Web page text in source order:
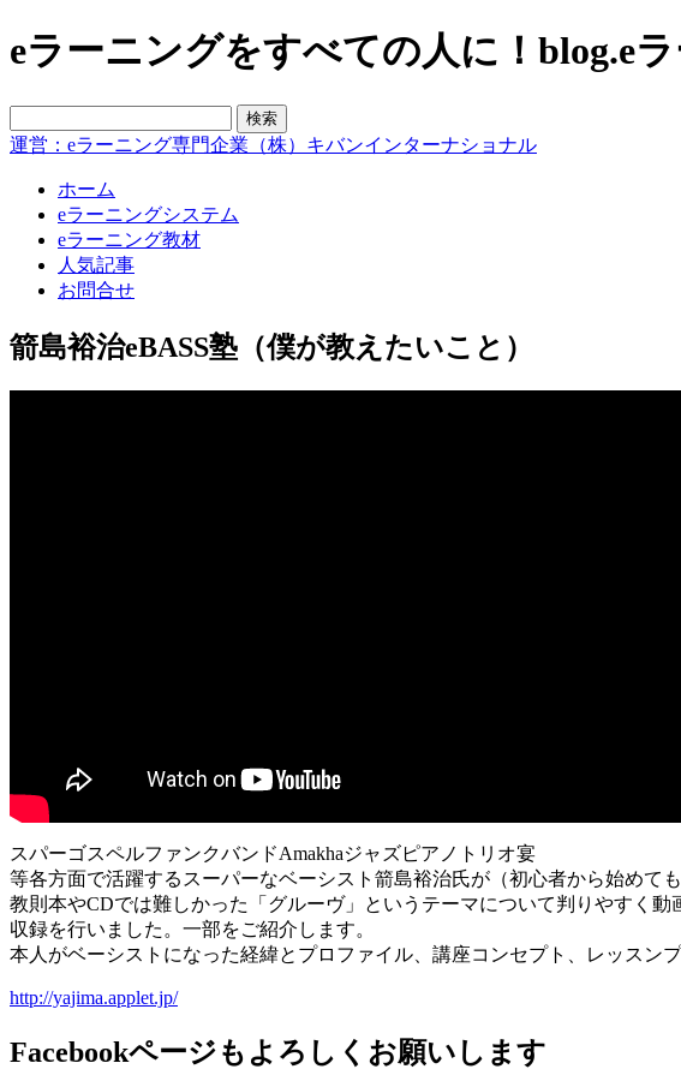
eラーニングをすべての人に！blog.e
運営：eラーニング専門企業（株）キバンインターナショナル
ホーム
eラーニングシステム
eラーニング教材
人気記事
お問合せ
箭島裕治eBASS塾（僕が教えたいこと）
スパーゴスペルファンクバンドAmakhaジャズピアノトリオ宴
等各方面で活躍するスーパーなベーシスト箭島裕治氏が（初心者から始めて
教則本やCDでは難しかった「グルーヴ」というテーマについて判りやすく
収録を行いました。一部をご紹介します。
本人がベーシストになった経緯とプロファイル、講座コンセプト、レッス
http://yajima.applet.jp/
Facebookページもよろしくお願いします